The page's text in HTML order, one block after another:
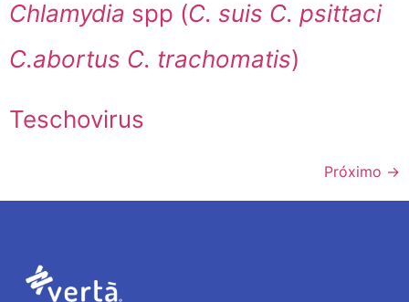
Chlamydia spp (C. suis C. psittaci
C.abortus C. trachomatis)
Teschovirus
Próximo →